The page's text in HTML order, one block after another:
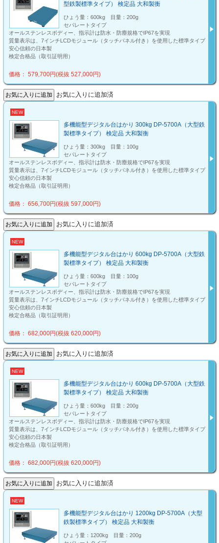
型鉄製標準タイプ） 検定品 大和製衡
ひょう量：600kg 目量：200g
セパレートタイプ
オールステンレスボディー、指示計は防水・防塵規格でIP67を実現
質量表示は、7インチLCDモジュール（タッチパネル付き）を使用した標準タイプ
安心信頼の日本製
検定合格品（取引証明用）
価格： 579,700円(税抜 527,000円)
お気に入りに追加済
NEW
多機能型デジタル台はかり 300kg DP-5700A（大型鉄
製標準タイプ） 検定品 大和製衡
ひょう量：300kg 目量：100g
セパレートタイプ
オールステンレスボディー、指示計は防水・防塵規格でIP67を実現
質量表示は、7インチLCDモジュール（タッチパネル付き）を使用した標準タイプ
安心信頼の日本製
検定合格品（取引証明用）
価格： 656,700円(税抜 597,000円)
お気に入りに追加済
NEW
多機能型デジタル台はかり 600kg DP-5700A（大型鉄
製標準タイプ） 検定品 大和製衡
ひょう量：600kg 目量：100g
セパレートタイプ
オールステンレスボディー、指示計は防水・防塵規格でIP67を実現
質量表示は、7インチLCDモジュール（タッチパネル付き）を使用した標準タイプ
安心信頼の日本製
検定合格品（取引証明用）
価格： 682,000円(税抜 620,000円)
お気に入りに追加済
NEW
多機能型デジタル台はかり 600kg DP-5700A（大型鉄
製標準タイプ） 検定品 大和製衡
ひょう量：600kg 目量：200g
セパレートタイプ
オールステンレスボディー、指示計は防水・防塵規格でIP67を実現
質量表示は、7インチLCDモジュール（タッチパネル付き）を使用した標準タイプ
安心信頼の日本製
検定合格品（取引証明用）
価格： 682,000円(税抜 620,000円)
お気に入りに追加済
NEW
多機能型デジタル台はかり 1200kg DP-5700A（大型
鉄製標準タイプ） 検定品 大和製衡
ひょう量：1200kg 目量：200g